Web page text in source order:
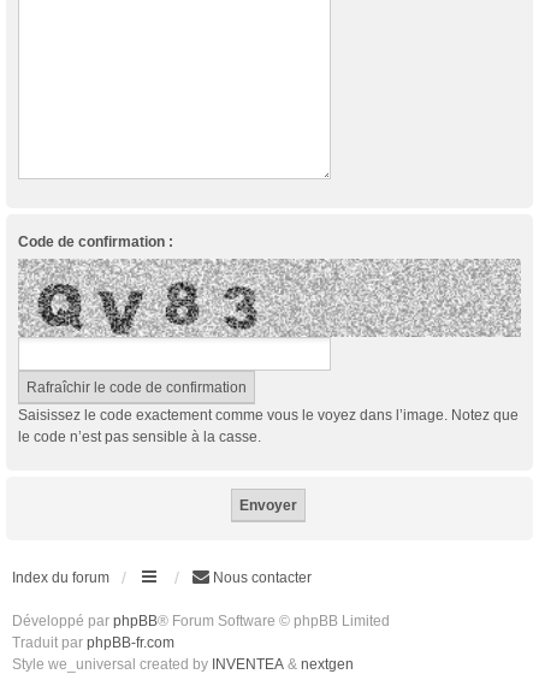
Code de confirmation :
Saisissez le code exactement comme vous le voyez dans l’image. Notez que
le code n’est pas sensible à la casse.
Index du forum Nous contacter
Développé par phpBB® Forum Software © phpBB Limited
Traduit par phpBB-fr.com
Style we_universal created by INVENTEA & nextgen